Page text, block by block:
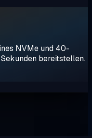
NVMe und 40-
bereitstellen.